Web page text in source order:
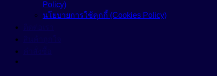
Policy)
นโยบายการใช้คุกกี้ (Cookies Policy)